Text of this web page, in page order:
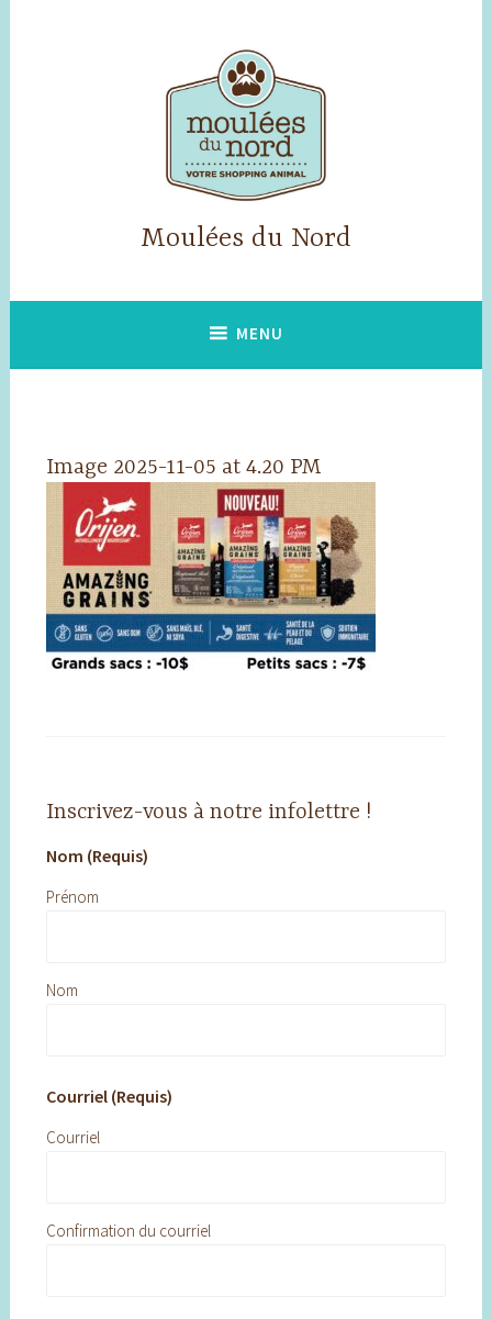
Moulées du Nord
MENU
Image 2025-11-05 at 4.20 PM
Inscrivez-vous à notre infolettre !
Nom (Requis)
Prénom
Nom
Courriel (Requis)
Courriel
Confirmation du courriel